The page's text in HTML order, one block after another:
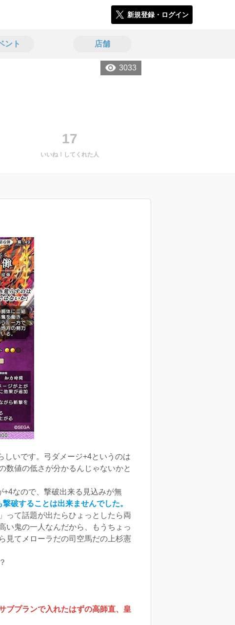
新規登録・ログイン
ント 店舗
3033
17
いいね！してくれた人
いです。弓ダメージ+4というのは
値の低さが分かるんじゃないかと
+4なので、撃破出来る見込みが無
破することは出来ませんでした。
って話題が出たらひょっとしたら両
い鬼の一人なんだから、もうちょっ
見てメローラだの司空馬だの上杉憲
ブプランで入れたはずの高師直、皇